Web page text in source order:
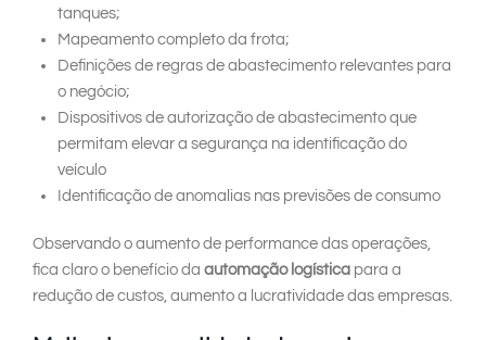
tanques;
Mapeamento completo da frota;
Definições de regras de abastecimento relevantes para
o negócio;
Dispositivos de autorização de abastecimento que
permitam elevar a segurança na identificação do
veículo
Identificação de anomalias nas previsões de consumo
Observando o aumento de performance das operações,
fica claro o benefício da automação logística para a
redução de custos, aumento a lucratividade das empresas.